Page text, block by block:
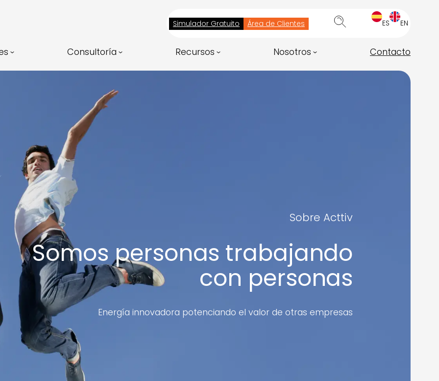
Simulador Gratuito Área de Clientes ES EN
Consultoría Recursos Nosotros Contacto
Sobre Acttiv
Somos personas trabajando
con personas
Energía innovadora potenciando el valor de otras empresas